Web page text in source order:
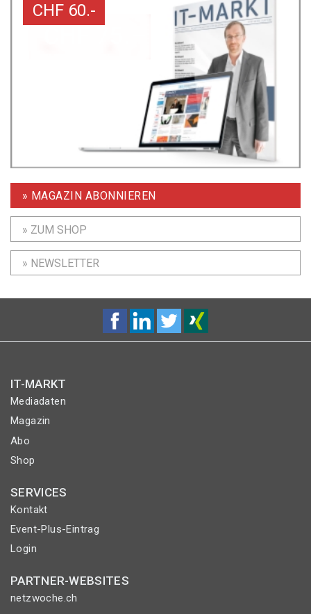
CHF 60.-
» MAGAZIN ABONNIEREN
» ZUM SHOP
» NEWSLETTER
IT-MARKT
Mediadaten
Magazin
Abo
Shop
SERVICES
Kontakt
Event-Plus-Eintrag
Login
PARTNER-WEBSITES
netzwoche.ch